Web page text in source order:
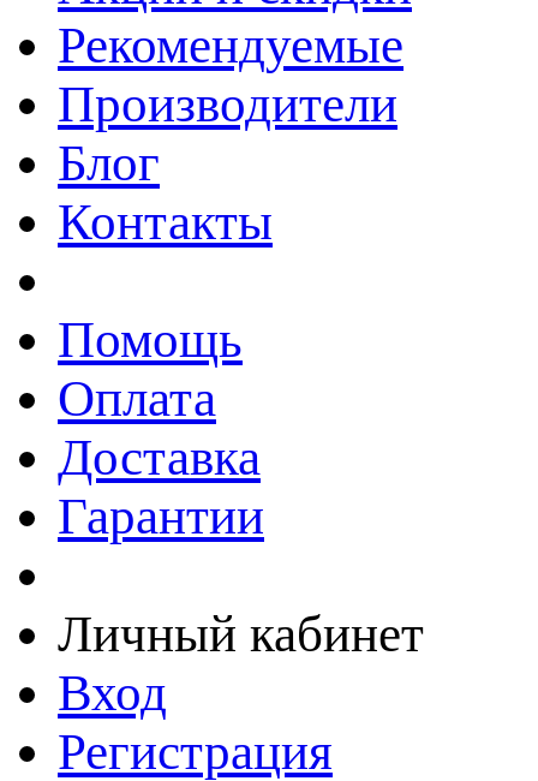
Рекомендуемые
Производители
Блог
Контакты
Помощь
Оплата
Доставка
Гарантии
Личный кабинет
Вход
Регистрация